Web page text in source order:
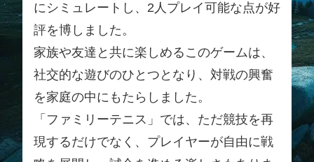
にシミュレートし、2人プレイ可能な点が好
評を博しました。
家族や友達と共に楽しめるこのゲームは、
社交的な遊びのひとつとなり、対戦の興奮
を家庭の中にもたらしました。
「ファミリーテニス」では、ただ競技を再
現するだけでなく、プレイヤーが自由に戦